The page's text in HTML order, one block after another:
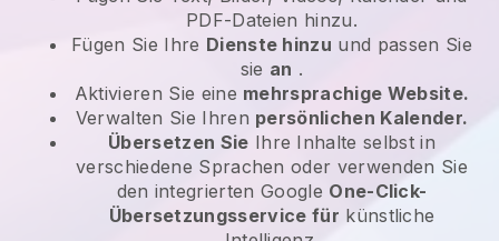
PDF-Dateien hinzu.
Fügen Sie Ihre Dienste hinzu und passen Sie
sie an .
Aktivieren Sie eine mehrsprachige Website.
Verwalten Sie Ihren persönlichen Kalender.
Übersetzen Sie Ihre Inhalte selbst in
verschiedene Sprachen oder verwenden Sie
den integrierten Google One-Click-
Übersetzungsservice für künstliche